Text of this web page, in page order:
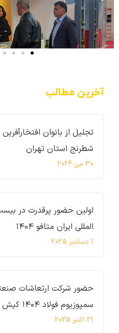
آخرین مطالب
تجلیل از بانوان
شطرنج استان تهران
30 می 2026
اولین حضور پرقدرت در
المللی ایران متافو ۱۴۰۴
1 دسامبر 2025
حضور شرکت ارتعاشات
سمپوزیوم فولاد ۱۴۰۴ کیش
21 اکتبر 2025